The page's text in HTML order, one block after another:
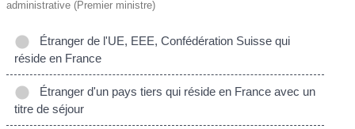
administrative (Premier ministre)
Étranger de l'UE, EEE, Confédération Suisse qui
réside en France
Étranger d'un pays tiers qui réside en France avec un
titre de séjour